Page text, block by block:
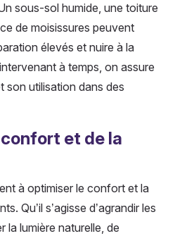
sous-sol humide, une toiture
de moisissures peuvent
élevés et nuire à la
à temps, on assure
son utilisation dans des
et de la
à optimiser le confort et la
Qu’il s’agisse d’agrandir les
la lumière naturelle, de